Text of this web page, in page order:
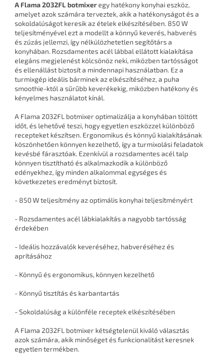
A Flama 2032FL botmixeregy hatékony konyhai eszköz,
amelyet azok számára terveztek, akik a hatékonyságot és a
sokoldalúságot keresik az ételek elkészítésében. 850 W
teljesítményével ezt a modellt a könnyű keverés, habverés
és zúzás jellemzi, így nélkülözhetetlen segítőtárs a
konyhában. Rozsdamentes acél lábbal ellátott kialakítása
elegáns megjelenést kölcsönöz neki, miközben tartósságot
és ellenállást biztosít a mindennapi használatban. Ez a
turmixgép ideális bárminek az elkészítéséhez, a puha
smoothie-któl a sűrűbb keverékekig, miközben hatékony és
kényelmes használatot kínál.
A Flama 2032FL botmixer optimalizálja a konyhában töltött
időt, és lehetővé teszi, hogy egyetlen eszközzel különböző
recepteket készítsen. Ergonomikus és könnyű kialakításának
köszönhetően könnyen kezelhető, így a turmixolási feladatok
kevésbé fárasztóak. Ezenkívül a rozsdamentes acél talp
könnyen tisztítható és alkalmazkodik a különböző
edényekhez, így minden alkalommal egységes és
következetes eredményt biztosít.
- 850 W teljesítmény az optimális konyhai teljesítményért
- Rozsdamentes acél lábkialakítás a nagyobb tartósság
érdekében
- Ideális hozzávalók keveréséhez, habveréséhez és
aprításához
- Könnyű és ergonomikus, könnyen kezelhető
- Könnyű tisztítás és karbantartás
- Sokoldalúság a különféle receptek elkészítésében
A Flama 2032FL botmixer kétségtelenül kiváló választás
azok számára, akik minőséget és funkcionalitást keresnek
egyetlen termékben.